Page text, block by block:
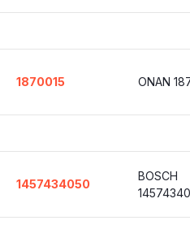
1870015 ONAN
1457434050
BOSCH